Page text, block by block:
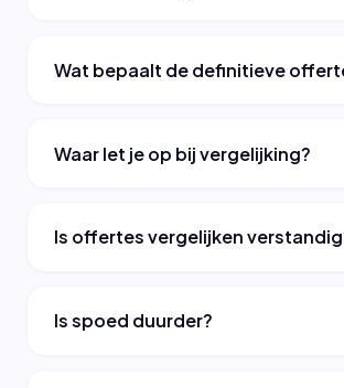
Wat bepaalt de definitieve
Waar let je op bij vergelijking?
Is offertes vergelijken
Is spoed duurder?